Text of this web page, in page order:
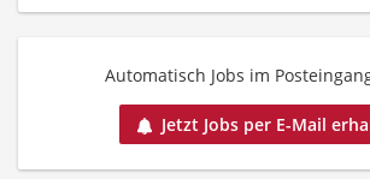
Automatisch Jobs im
Jetzt Jobs per E-Mail